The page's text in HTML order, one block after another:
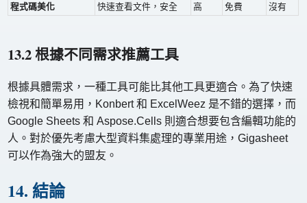
程式碼美化 快速查看文件，安全 高 免費 沒有
13.2 根據不同需求推薦工具
根據具體需求，一種工具可能比其他工具更適合。為了快速
檢視和簡單易用，Konbert 和 ExcelWeez 是不錯的選擇，而
Google Sheets 和 Aspose.Cells 則適合想要包含編輯功能的
人。對於優先考慮大型資料集處理的專業用途，Gigasheet
可以作為強大的盟友。
14. 結論